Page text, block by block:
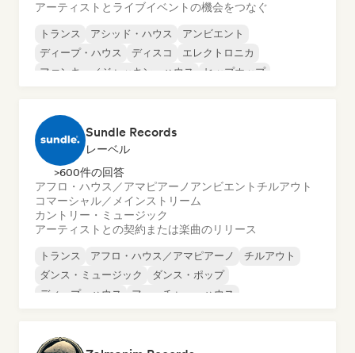
アーティストとライブイベントの機会をつなぐ
トランス アシッド・ハウス
アンビエント
ディープ・ハウス
ディスコ
エレクトロニカ
ファンキー／ジャッキン・ハウス
ヒップホップ
Sundle Records
レーベル
>600件の回答
アフロ・ハウス／アマピアーノ アンビエント チルアウト
コマーシャル／メインストリーム
カントリー・ミュージック
アーティストとの契約または楽曲のリリース
トランス アフロ・ハウス／アマピアーノ
チルアウト
ダンス・ミュージック
ダンス・ポップ
ディープ・ハウス
フューチャー・ハウス